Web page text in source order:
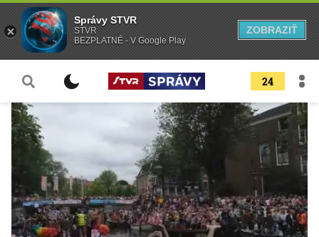
24
Správy STVR
STVR
BEZPLATNÉ - V Google Play
ZOBRAZIŤ